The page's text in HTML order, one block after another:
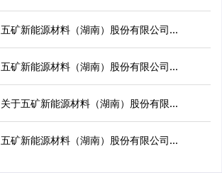
五矿新能源材料（湖南）股份有限公司...
五矿新能源材料（湖南）股份有限公司...
关于五矿新能源材料（湖南）股份有限...
五矿新能源材料（湖南）股份有限公司...